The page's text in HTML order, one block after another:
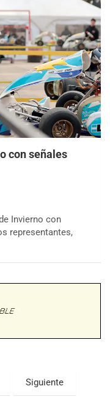
con señales
Invierno con
representantes,
Siguiente